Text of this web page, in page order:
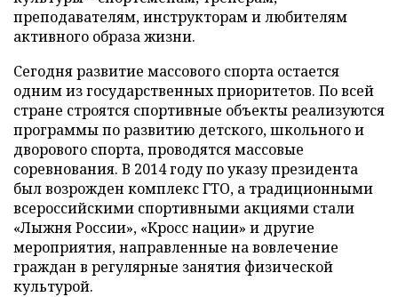
преподавателям, инструкторам и любителям
активного образа жизни.
Сегодня развитие массового спорта остается
одним из государственных приоритетов. По всей
стране строятся спортивные объекты реализуются
программы по развитию детского, школьного и
дворового спорта, проводятся массовые
соревнования. В 2014 году по указу президента
был возрожден комплекс ГТО, а традиционными
всероссийскими спортивными акциями стали
«Лыжня России», «Кросс нации» и другие
мероприятия, направленные на вовлечение
граждан в регулярные занятия физической
культурой.